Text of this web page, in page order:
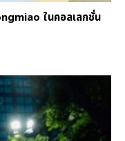
ในคอลเลกชั่น